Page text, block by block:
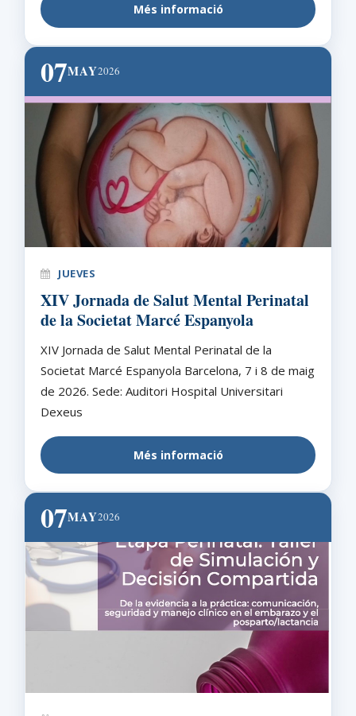
Més informació
07MAY2026
JUEVES
XIV Jornada de Salut Mental Perinatal
de la Societat Marcé Espanyola
XIV Jornada de Salut Mental Perinatal de la
Societat Marcé Espanyola Barcelona, 7 i 8 de maig
de 2026. Sede: Auditori Hospital Universitari
Dexeus
Més informació
07MAY2026